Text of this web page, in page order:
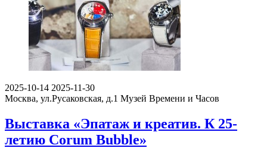
2025-10-14 2025-11-30
Москва, ул.Русаковская, д.1 Музей Времени и Часов
Выставка «Эпатаж и креатив. К 25-
летию Corum Bubble»